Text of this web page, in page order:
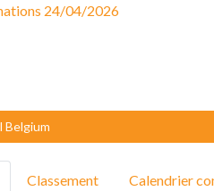
24/04/2026
Belgium
Classement Calendrier